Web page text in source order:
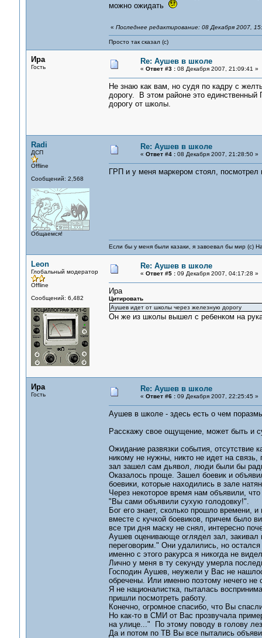
можно ожидать
« Последнее редактирование: 08 Декабря 2007,
Просто так сказал (с)
Ира
Гость
Re: Аушев в школе
« Ответ #3 :08 Декабря 2007, 21:09:41 »
Не знаю как вам, но судя по кадру с
дорогу. В этом районе это
дорогу от школы.
Radi
ДСП
Offline
Сообщений: 2,568
Общаемся!
Re: Аушев в школе
« Ответ #4 :08 Декабря 2007, 21:28:50 »
ГРП и у меня маркером стоял, посмотрел
Если бы у меня были казаки, я завоевал бы мир (с)
Leon
Глобальный модератор
Offline
Сообщений: 6,482
Re: Аушев в школе
« Ответ #5 :09 Декабря 2007, 04:17:28 »
Ира
Цитировать
Аушев идет от школы через железную дорогу
Он же из школы вышел с ребенком на
Ира
Гость
Re: Аушев в школе
« Ответ #6 :09 Декабря 2007, 22:25:45 »
Аушев в школе - здесь есть о чем
Расскажу свое ощущение, может быть и
Ожидание развязки события, отсутствие
никому не нужны, никто не идет на
зал зашел сам дьявол, люди были бы
Оказалось проще. Зашел боевик и
боевики, которые находились в зале
Через некоторое время нам объявили,
"Вы сами объявили сухую голодовку!".
Бог его знает, сколько прошло времени,
вместе с кучкой боевиков, причем было
все три дня маску не снял, интересно
Аушев оценивающе оглядел зал, закивал
переговорим." Они удалились, но
именно с этого ракурса я никогда не
Лично у меня в ту секунду умерла
Господин Аушев, неужели у Вас не
обречены. Или именно поэтому нечего не
Я не националистка, пыталась
пришли посмотреть работу.
Конечно, огромное спасибо, что Вы
Но как-то в СМИ от Вас прозвучала
на улице..." По этому поводу в голову
Да и потом по ТВ Вы все пытались